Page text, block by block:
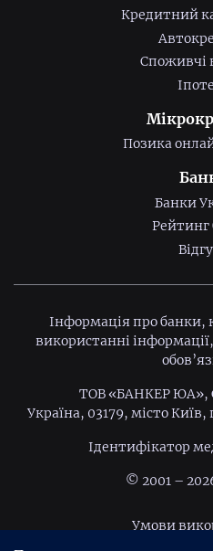
Кредитний
Споживчі
Позика
Банки
Рейтинг
Інформація про банки,
використанні
ТОВ «БАНКЕР ЮА»,
Україна, 03179, місто
Ідентифiкатор
© 2001 –
Умови